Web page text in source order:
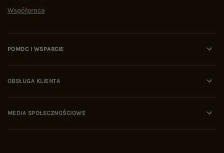
Współpraca
POMOC I WSPARCIE
OBSŁUGA KLIENTA
MEDIA SPOŁECZNOŚCIOWE